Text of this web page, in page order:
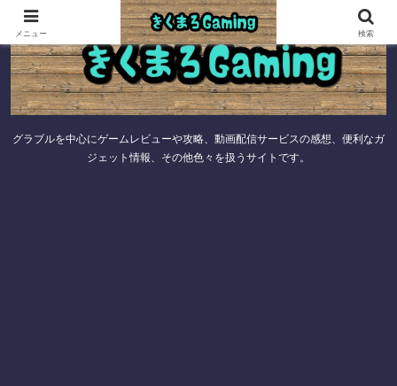
グラブルを中心にゲームレビューや攻略、動画配信サービスの感想、便利なガ
ジェット情報、その他色々を扱うサイトです。
メニュー 検索